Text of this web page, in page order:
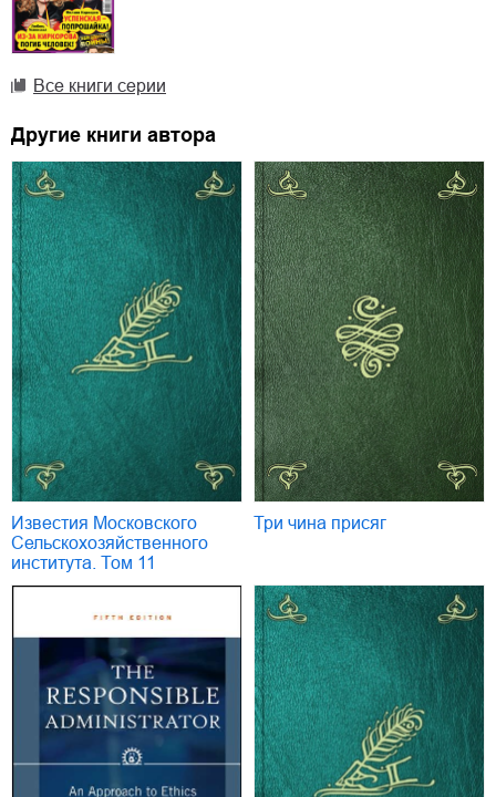
Все книги серии
Другие книги автора
Известия Московского
Сельскохозяйственного
института. Том 11
Три чина присяг